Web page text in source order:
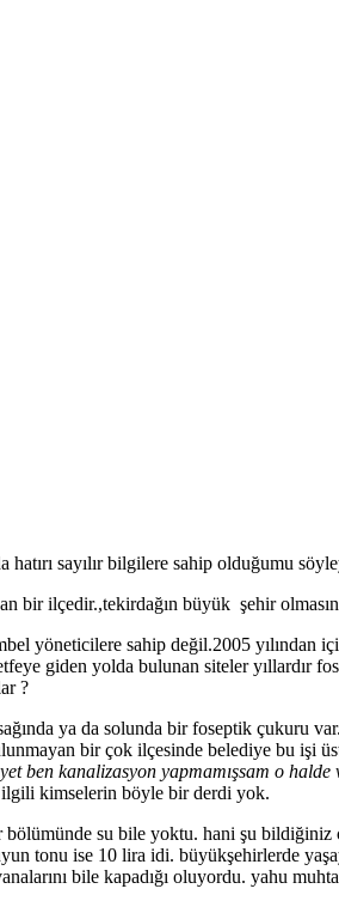
hatırı sayılır bilgilere sahip olduğumu
ilçedir.,tekirdağın büyük şehir
yöneticilere sahip değil.2005 yılından
giden yolda bulunan siteler
?
ya da solunda bir foseptik
bir çok ilçesinde belediye bu işi
ben kanalizasyon yapmamışsam o
ilgili kimselerin böyle bir derdi yok.
su bile yoktu. hani şu
tonu ise 10 lira idi. büyükşehirlerde
bile kapadığı oluyordu. yahu